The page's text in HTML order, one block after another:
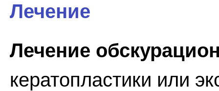
Лечение
Лечение
кератопластики или